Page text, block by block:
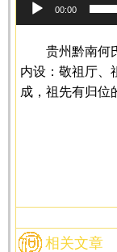
00:00
贵州黔南何
内设：敬祖厅、
成，祖先有归位
相关文章